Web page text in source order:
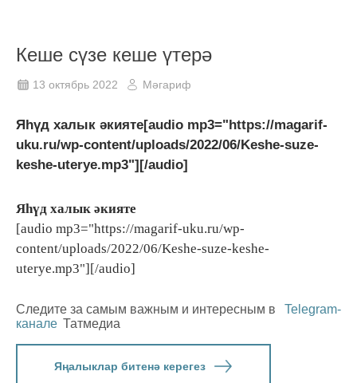
Кеше сүзе кеше үтерә
13 октябрь 2022 Мәгариф
Яһүд халык әкияте[audio mp3="https://magarif-
uku.ru/wp-content/uploads/2022/06/Keshe-suze-
keshe-uterye.mp3"][/audio]
Яһүд халык әкияте
[audio mp3="https://magarif-uku.ru/wp-
content/uploads/2022/06/Keshe-suze-keshe-
uterye.mp3"][/audio]
Следите за самым важным и интересным в
Telegram-
канале Татмедиа
Яңалыклар битенә керегез